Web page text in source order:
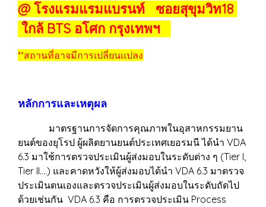
@ โรงแรมแรมแบรนท์ ซอยสุขุมวิท18
ใกล้ BTS อโศก กรุงเทพฯ
**สถานที่อาจมีการเปลี่ยนแปลง
หลักการและเหตุผล
มาตรฐานการจัดการคุณภาพในอุสาหกรรมยาน
ยนต์ของยุโรป ผู้ผลิตยานยนต์ประเทศเยอรมนี ได้นำ VDA
6.3 มาใช้การตรวจประเมินผู้ส่งมอบในระดับต่าง ๆ (Tier I,
Tier II….) และคาดหวังให้ผู้ส่งมอบได้นำ VDA 6.3 มาตรวจ
ประเมินตนเองและตรวจประเมินผู้ส่งมอบในระดับถัดไป
ด้วยเช่นกัน VDA 6.3 คือ การตรวจประเมิน Process